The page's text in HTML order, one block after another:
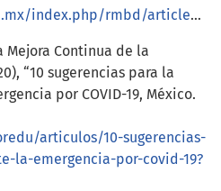
rmbd/article/view/57384
Mejora Continua de la
“10 sugerencias para la
por COVID-19, México.
articulos/10-sugerencias-
la-emergencia-por-covid-19?